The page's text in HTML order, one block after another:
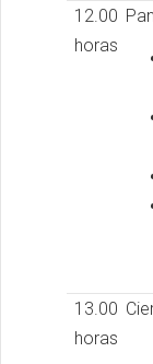
12.00
horas
13.00
horas